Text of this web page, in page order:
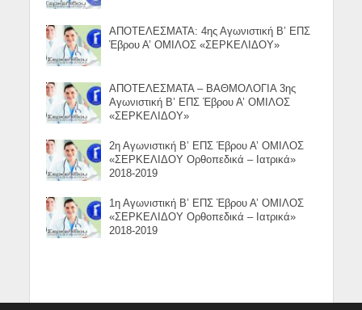
ΑΠΟΤΕΛΕΣΜΑΤΑ: 4ης Αγωνιστική Β’ ΕΠΣ
Έβρου Α’ ΟΜΙΛΟΣ «ΣΕΡΚΕΛΙΔΟΥ»
ΑΠΟΤΕΛΕΣΜΑΤΑ – ΒΑΘΜΟΛΟΓΙΑ 3ης
Αγωνιστική Β’ ΕΠΣ Έβρου Α’ ΟΜΙΛΟΣ
«ΣΕΡΚΕΛΙΔΟΥ»
2η Αγωνιστική Β’ ΕΠΣ Έβρου Α’ ΟΜΙΛΟΣ
«ΣΕΡΚΕΛΙΔΟΥ Ορθοπεδικά – Ιατρικά»
2018-2019
1η Αγωνιστική Β’ ΕΠΣ Έβρου Α’ ΟΜΙΛΟΣ
«ΣΕΡΚΕΛΙΔΟΥ Ορθοπεδικά – Ιατρικά»
2018-2019